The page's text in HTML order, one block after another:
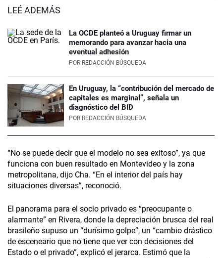
LEÉ ADEMÁS
La OCDE planteó a Uruguay firmar un
memorando para avanzar hacia una
eventual adhesión
POR REDACCIÓN BÚSQUEDA
En Uruguay, la “contribución del mercado de
capitales es marginal”, señala un
diagnóstico del BID
POR REDACCIÓN BÚSQUEDA
“No se puede decir que el modelo no sea exitoso”, ya que
funciona con buen resultado en Montevideo y la zona
metropolitana, dijo Cha. “En el interior del país hay
situaciones diversas”, reconoció.
El panorama para el socio privado es “preocupante o
alarmante” en Rivera, donde la depreciación brusca del real
brasileño supuso un “durísimo golpe”, un “cambio drástico
de esceneario que no tiene que ver con decisiones del
Estado o el privado”, explicó el jerarca. Estimó que la